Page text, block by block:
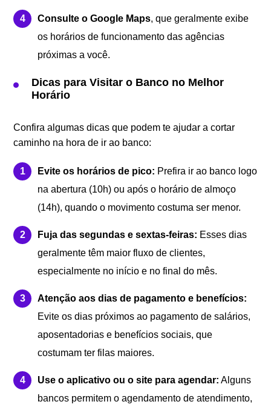
Consulte o Google Maps, que geralmente exibe
os horários de funcionamento das agências
próximas a você.
Dicas para Visitar o Banco no Melhor
Horário
Confira algumas dicas que podem te ajudar a cortar
caminho na hora de ir ao banco:
Evite os horários de pico: Prefira ir ao banco logo
na abertura (10h) ou após o horário de almoço
(14h), quando o movimento costuma ser menor.
Fuja das segundas e sextas-feiras: Esses dias
geralmente têm maior fluxo de clientes,
especialmente no início e no final do mês.
Atenção aos dias de pagamento e benefícios:
Evite os dias próximos ao pagamento de salários,
aposentadorias e benefícios sociais, que
costumam ter filas maiores.
Use o aplicativo ou o site para agendar: Alguns
bancos permitem o agendamento de atendimento,